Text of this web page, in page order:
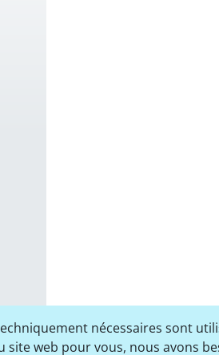
nécessaires sont
site web pour vous, nous avons